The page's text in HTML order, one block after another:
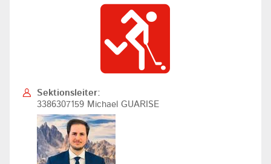
Sektionsleiter:
3386307159 Michael GUARISE